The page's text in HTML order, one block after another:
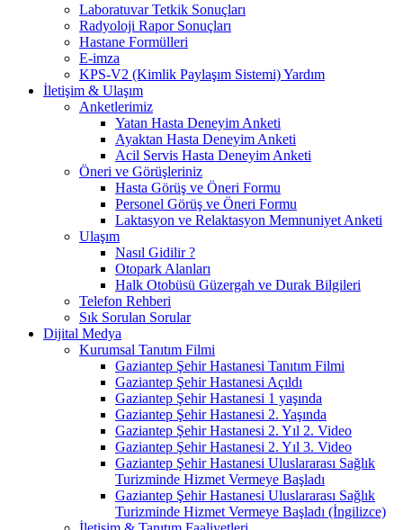
Laboratuvar Tetkik Sonuçları
Radyoloji Rapor Sonuçları
Hastane Formülleri
E-imza
KPS-V2 (Kimlik Paylaşım Sistemi) Yardım
İletişim & Ulaşım
Anketlerimiz
Yatan Hasta Deneyim Anketi
Ayaktan Hasta Deneyim Anketi
Acil Servis Hasta Deneyim Anketi
Öneri ve Görüşleriniz
Hasta Görüş ve Öneri Formu
Personel Görüş ve Öneri Formu
Laktasyon ve Relaktasyon Memnuniyet Anketi
Ulaşım
Nasıl Gidilir ?
Otopark Alanları
Halk Otobüsü Güzergah ve Durak Bilgileri
Telefon Rehberi
Sık Sorulan Sorular
Dijital Medya
Kurumsal Tanıtım Filmi
Gaziantep Şehir Hastanesi Tanıtım Filmi
Gaziantep Şehir Hastanesi Açıldı
Gaziantep Şehir Hastanesi 1 yaşında
Gaziantep Şehir Hastanesi 2. Yaşında
Gaziantep Şehir Hastanesi 2. Yıl 2. Video
Gaziantep Şehir Hastanesi 2. Yıl 3. Video
Gaziantep Şehir Hastanesi Uluslararası Sağlık
Turizminde Hizmet Vermeye Başladı
Gaziantep Şehir Hastanesi Uluslararası Sağlık
Turizminde Hizmet Vermeye Başladı (İngilizce)